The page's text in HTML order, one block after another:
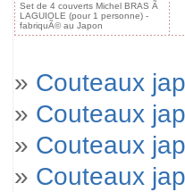
Set de 4 couverts Michel BRAS Ã
LAGUIOLE (pour 1 personne) -
fabriquÃ© au Japon
» Couteaux
» Couteaux
» Couteaux
» Couteaux